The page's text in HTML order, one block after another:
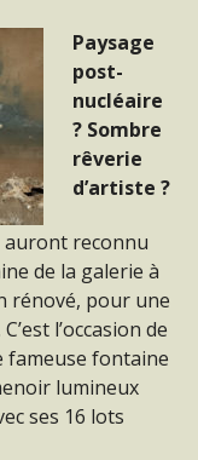
Paysage
post-
nucléaire
? Sombre
rêverie
d’artiste ?
auront reconnu
de la galerie à
rénové, pour une
l’occasion de
fameuse fontaine
lumineux
ses 16 lots